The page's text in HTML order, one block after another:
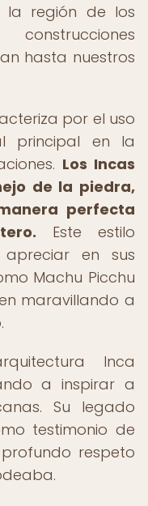
la región de los
hasta nuestros
por el uso
principal en la
Los Incas
de la piedra,
perfecta
Este estilo
en sus
Machu Picchu
maravillando a
Inca
a inspirar a
Su legado
testimonio de
respeto